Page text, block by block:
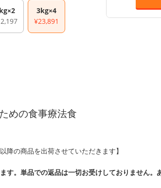
3kg×4
¥23,891
めの食事療法食
降の商品を出荷させていただきます】
す。単品での返品は一切お受けしておりません。